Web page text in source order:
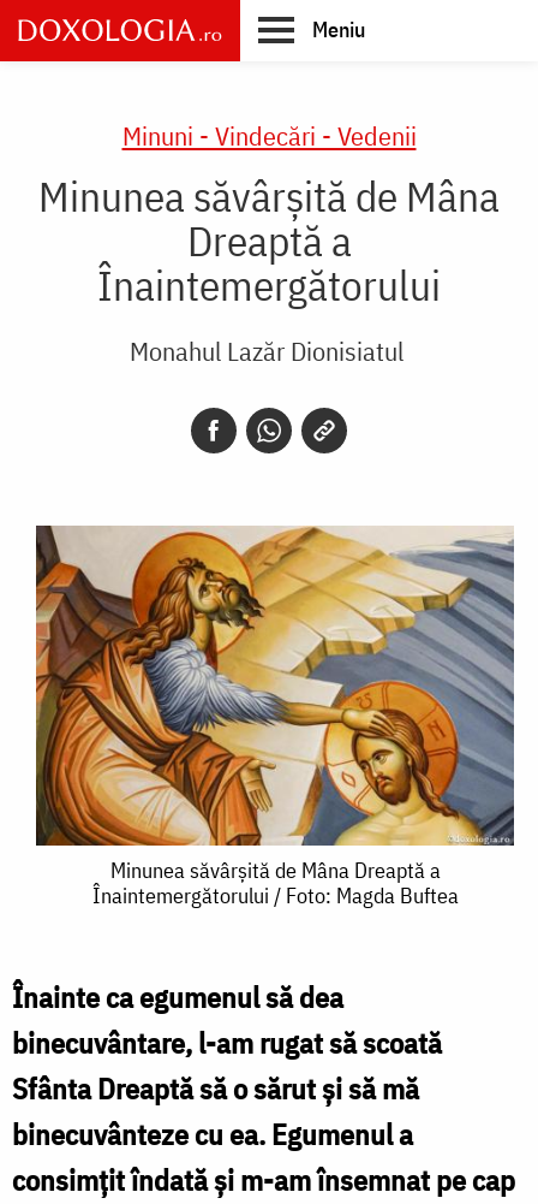
Skip
to
main
Meniu
Minuni - Vindecări - Vedenii
Minunea săvârșită de Mâna
Dreaptă a
Înaintemergătorului
Monahul Lazăr Dionisiatul
Minunea
săvârșită
Mâna
Dreaptă
a
Înaintemergătorului
Minunea săvârșită de Mâna Dreaptă a
Înaintemergătorului / Foto: Magda Buftea
Înainte ca egumenul să dea
binecuvântare, l-am rugat să scoată
Sfânta Dreaptă să o sărut şi să mă
binecuvânteze cu ea. Egumenul a
consimţit îndată şi m-am însemnat pe cap